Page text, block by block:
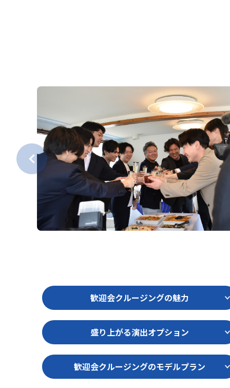
歓迎会クルージングの魅力
盛り上がる演出オプション
歓迎会クルージングのモデルプラン